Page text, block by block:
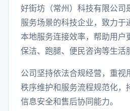
好街坊（常州）科技有限公司
服务场景的科技企业，致力于
本地服务连接效率，帮助用户
保洁、跑腿、便民咨询等生活
公司坚持依法合规经营，重视
秩序维护和服务流程规范化，
信息安全和售后协同能力。